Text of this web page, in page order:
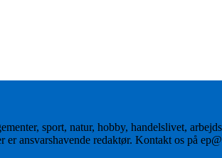
sport, natur, hobby, handelslivet,
er ansvarshavende redaktør. Kontakt os på